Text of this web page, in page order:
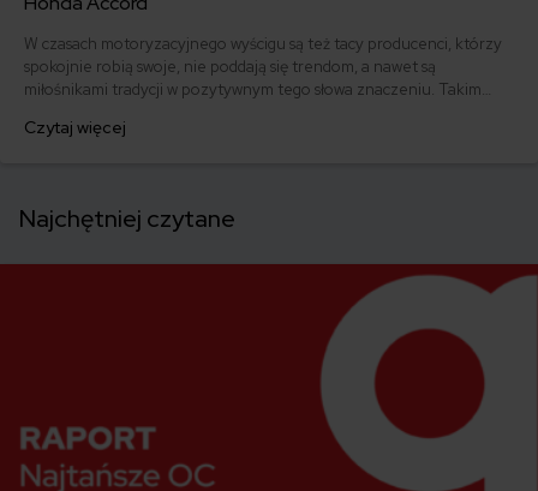
W czasach motoryzacyjnego wyścigu są też tacy producenci, którzy
spokojnie robią swoje, nie poddają się trendom, a nawet są
miłośnikami tradycji w pozytywnym tego słowa znaczeniu. Takim
Honda Accord. Jaką opinią cieszy się auto wśród użytkowników?
Czytaj więcej
Najchętniej czytane